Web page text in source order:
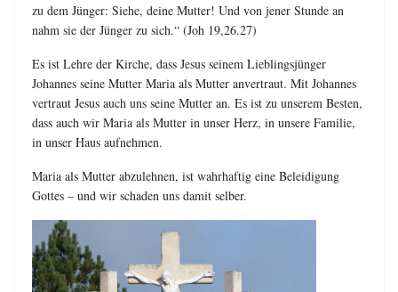
zu dem Jünger: Siehe, deine Mutter! Und von jener Stunde an
nahm sie der Jünger zu sich.“ (Joh 19,26.27)
Es ist Lehre der Kirche, dass Jesus seinem Lieblingsjünger
Johannes seine Mutter Maria als Mutter anvertraut. Mit Johannes
vertraut Jesus auch uns seine Mutter an. Es ist zu unserem Besten,
dass auch wir Maria als Mutter in unser Herz, in unsere Familie,
in unser Haus aufnehmen.
Maria als Mutter abzulehnen, ist wahrhaftig eine Beleidigung
Gottes – und wir schaden uns damit selber.